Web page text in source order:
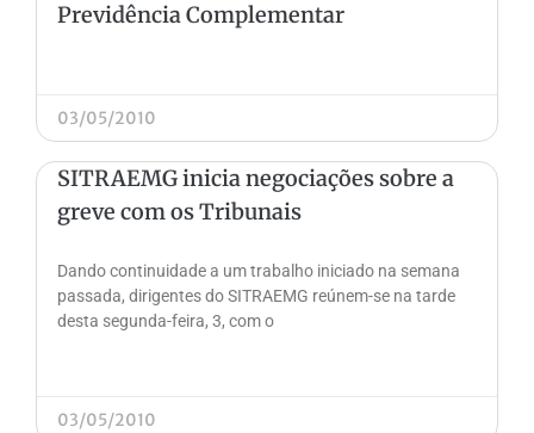
Previdência Complementar
03/05/2010
SITRAEMG inicia negociações sobre a
greve com os Tribunais
Dando continuidade a um trabalho iniciado na semana
passada, dirigentes do SITRAEMG reúnem-se na tarde
desta segunda-feira, 3, com o
03/05/2010